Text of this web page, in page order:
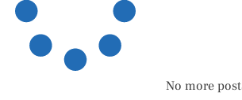
No more